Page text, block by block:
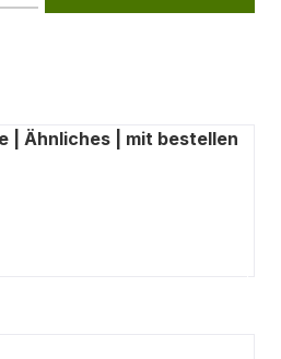
| Ähnliches | mit bestellen